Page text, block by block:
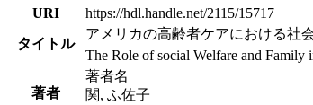
URI
https://hdl.handle.net/2115/15717
タイトル
アメリカの高齢者ケアにおける社
The Role of social Welfare and
著者
著者名
関, ふ佐子